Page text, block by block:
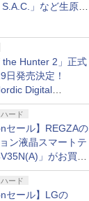
」など生原
the Hunter 2」正式
日発売決定！
Digital
2026」まとめ
ハード
セール】REGZAの
ン液晶スマートテ
」がお買い
ハード
セール】LGの